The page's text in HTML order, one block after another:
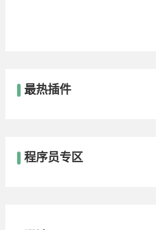
最热插件
程序员专区